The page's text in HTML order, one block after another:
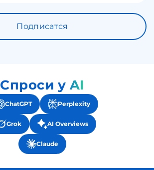
Подписатся
Спроси у AI
ChatGPT Perplexity
Grok AI Overviews
Claude